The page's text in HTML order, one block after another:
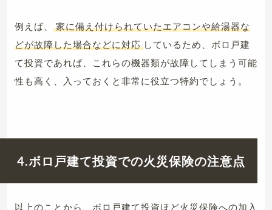
例えば、
家に備え付けられていたエアコンや給湯器な
どが故障した場合などに対応 しているため、ボロ戸建
て投資であれば、これらの機器類が故障してしまう可能
性も高く、入っておくと非常に役立つ特約でしょう。
4.ボロ戸建て投資での火災保険の注意点
以上のことから、ボロ戸建て投資ほど火災保険への加入